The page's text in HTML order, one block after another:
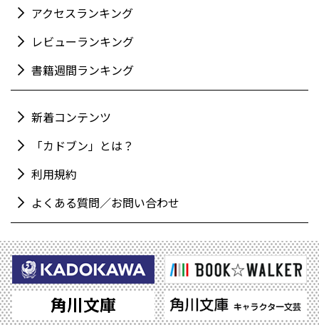
アクセスランキング
レビューランキング
書籍週間ランキング
新着コンテンツ
「カドブン」とは？
利用規約
よくある質問／お問い合わせ